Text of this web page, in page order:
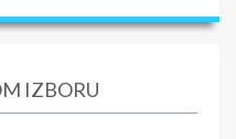
IZBORU